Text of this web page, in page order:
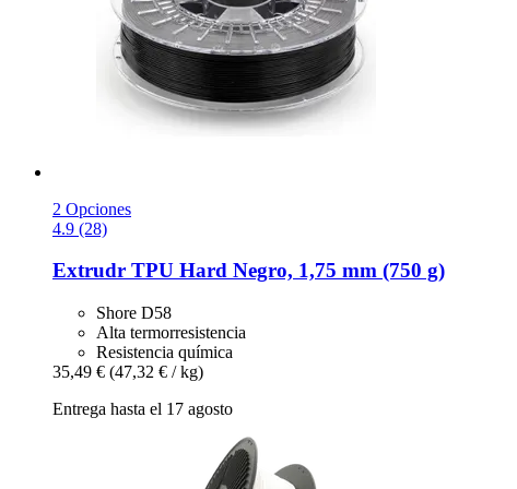
2 Opciones
4.9 (28)
Extrudr TPU Hard Negro, 1,75 mm (750 g)
Shore D58
Alta termorresistencia
Resistencia química
35,49 € (47,32 € / kg)
Entrega hasta el 17 agosto